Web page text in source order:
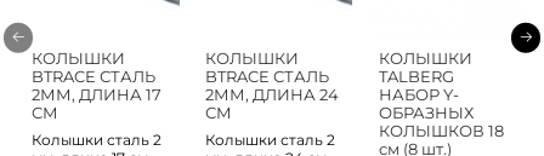
КОЛЫШКИ
BTRACE СТАЛЬ
2ММ, ДЛИНА 17
СМ
Колышки сталь 2
КОЛЫШКИ
BTRACE СТАЛЬ
2ММ, ДЛИНА 24
СМ
Колышки сталь 2
КОЛЫШКИ
TALBERG
НАБОР Y-
ОБРАЗНЫХ
КОЛЫШКОВ 18
см (8 шт.)